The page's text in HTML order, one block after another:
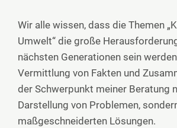
Wir alle wissen, dass die Themen
Umwelt“ die große
nächsten Generationen sein
Vermittlung von Fakten und
der Schwerpunkt meiner Beratung
Darstellung von Problemen,
maßgeschneiderten Lösungen.